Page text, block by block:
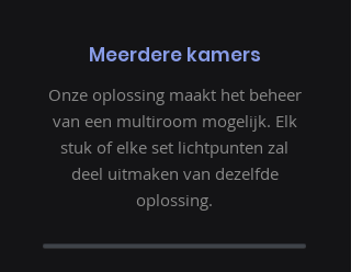
Meerdere kamers
Onze oplossing maakt het beheer
van een multiroom mogelijk. Elk
stuk of elke set lichtpunten zal
deel uitmaken van dezelfde
oplossing.